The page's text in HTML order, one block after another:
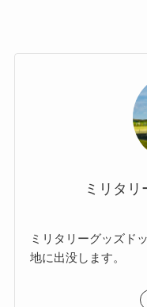
ミリタ
ミリタリーグッズド
地に出没します。